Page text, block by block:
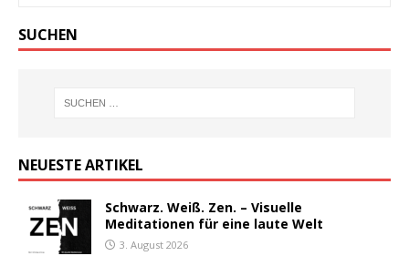
SUCHEN
NEUESTE ARTIKEL
Schwarz. Weiß. Zen. – Visuelle
Meditationen für eine laute Welt
3. August 2026